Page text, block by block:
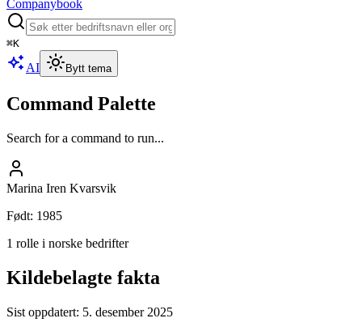
Companybook
⌘K
AI Bytt tema
Command Palette
Search for a command to run...
Marina Iren Kvarsvik
Født: 1985
1 rolle i norske bedrifter
Kildebelagte fakta
Sist oppdatert: 5. desember 2025